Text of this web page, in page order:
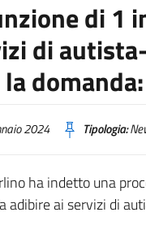
di 1
di
2024 Tipologia:
ha indetto una
adibire ai servizi di